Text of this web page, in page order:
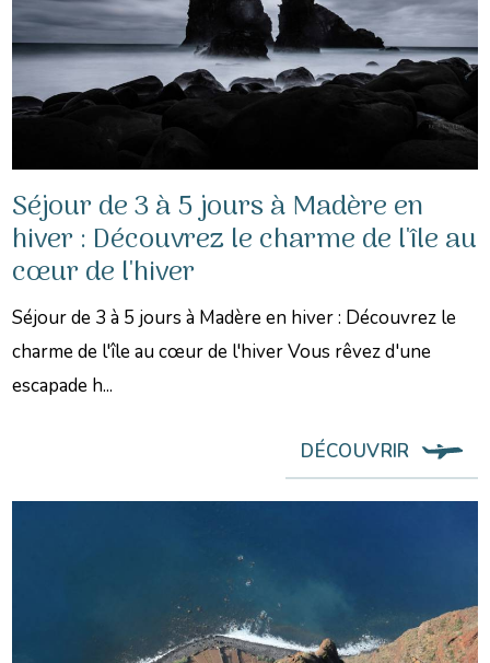
Séjour de 3 à 5 jours à Madère en
hiver : Découvrez le charme de l'île au
cœur de l'hiver
Séjour de 3 à 5 jours à Madère en hiver : Découvrez le
charme de l'île au cœur de l'hiver Vous rêvez d'une
escapade h...
DÉCOUVRIR